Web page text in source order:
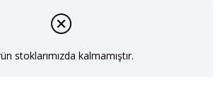
stoklarımızda kalmamıştır.